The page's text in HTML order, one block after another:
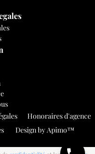
Honoraires d'agence
Design byApimo™